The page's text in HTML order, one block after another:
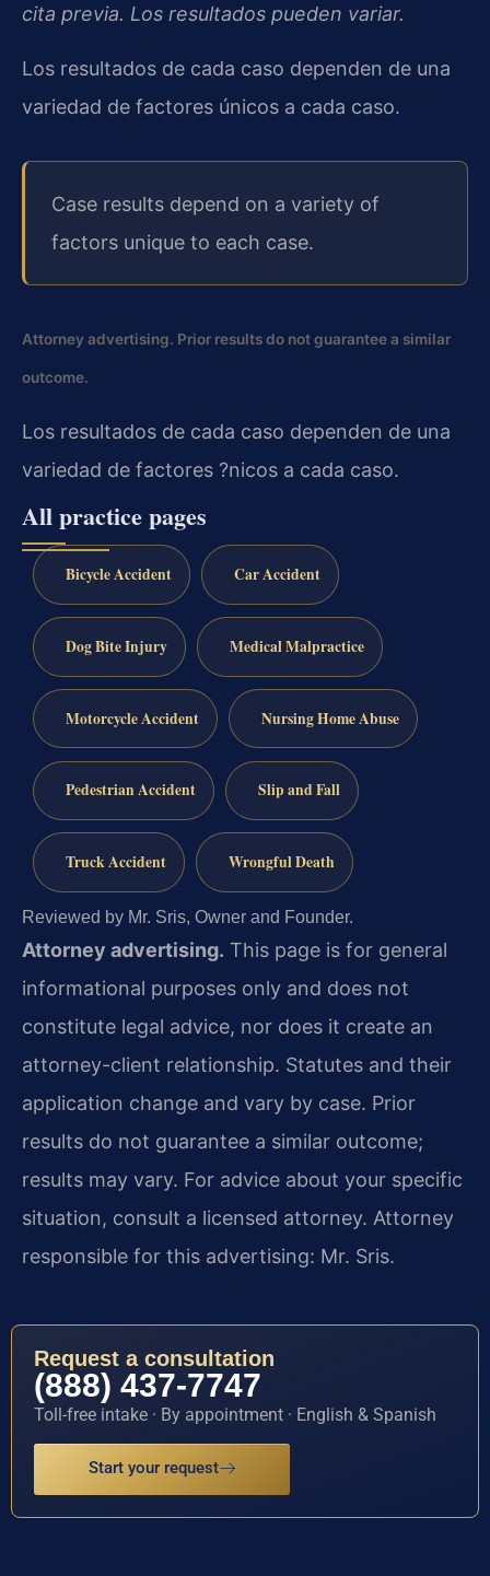
cita previa. Los resultados pueden variar.
Los resultados de cada caso dependen de una
variedad de factores únicos a cada caso.
Case results depend on a variety of
factors unique to each case.
Attorney advertising. Prior results do not guarantee a similar
outcome.
Los resultados de cada caso dependen de una
variedad de factores ?nicos a cada caso.
All practice pages
Bicycle Accident Car Accident
Dog Bite Injury Medical Malpractice
Motorcycle Accident Nursing Home Abuse
Pedestrian Accident Slip and Fall
Truck Accident Wrongful Death
Reviewed by Mr. Sris, Owner and Founder.
Attorney advertising. This page is for general
informational purposes only and does not
constitute legal advice, nor does it create an
attorney-client relationship. Statutes and their
application change and vary by case. Prior
results do not guarantee a similar outcome;
results may vary. For advice about your specific
situation, consult a licensed attorney. Attorney
responsible for this advertising: Mr. Sris.
Request a consultation
(888) 437-7747
Toll-free intake · By appointment · English & Spanish
Start your request